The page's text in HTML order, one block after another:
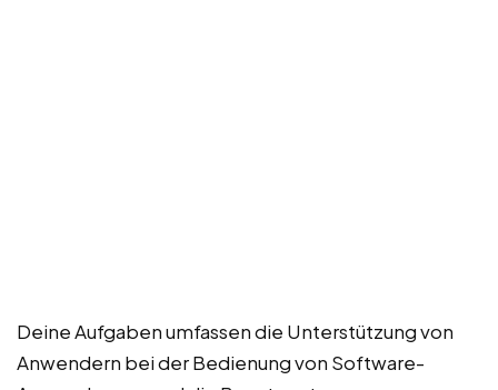
Deine Aufgaben umfassen die Unterstützung von
Anwendern bei der Bedienung von Software-